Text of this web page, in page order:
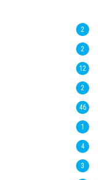
2
2
12
2
46
1
4
3